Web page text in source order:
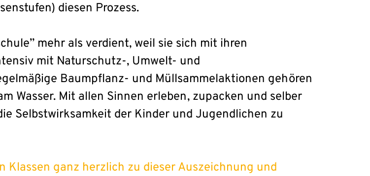
diesen Prozess.
mehr als verdient, weil sie sich mit ihren
mit Naturschutz-, Umwelt- und
Baumpflanz- und Müllsammelaktionen gehören
Wasser. Mit allen Sinnen erleben, zupacken und selber
Selbstwirksamkeit der Kinder und Jugendlichen zu
Klassen ganz herzlich zu dieser Auszeichnung und